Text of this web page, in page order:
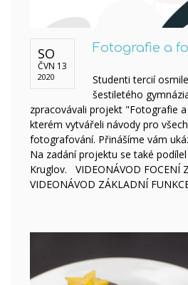
SO
ČVN 13
2020
Fotografie a
Studenti tercií
šestiletého
zpracovávali projekt "Fotografie
kterém vytvářeli návody pro
fotografování. Přinášíme vám
Na zadání projektu se také
Kruglov. VIDEONÁVOD FOCENÍ
VIDEONÁVOD ZÁKLADNÍ